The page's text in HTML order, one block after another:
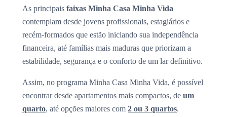
As principais faixas Minha Casa Minha Vida
contemplam desde jovens profissionais, estagiários e
recém-formados que estão iniciando sua independência
financeira, até famílias mais maduras que priorizam a
estabilidade, segurança e o conforto de um lar definitivo.
Assim, no programa Minha Casa Minha Vida, é possível
encontrar desde apartamentos mais compactos, de um
quarto, até opções maiores com 2 ou 3 quartos.